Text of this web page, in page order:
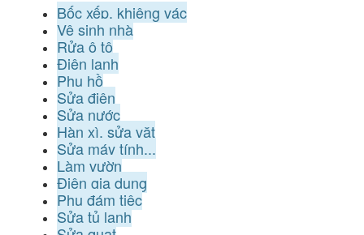
Bốc xếp, khiêng vác
Vệ sinh nhà
Rửa ô tô
Điện lạnh
Phụ hồ
Sửa điện
Sửa nước
Hàn xì, sửa vặt
Sửa máy tính...
Làm vườn
Điện gia dụng
Phụ đám tiệc
Sửa tủ lạnh